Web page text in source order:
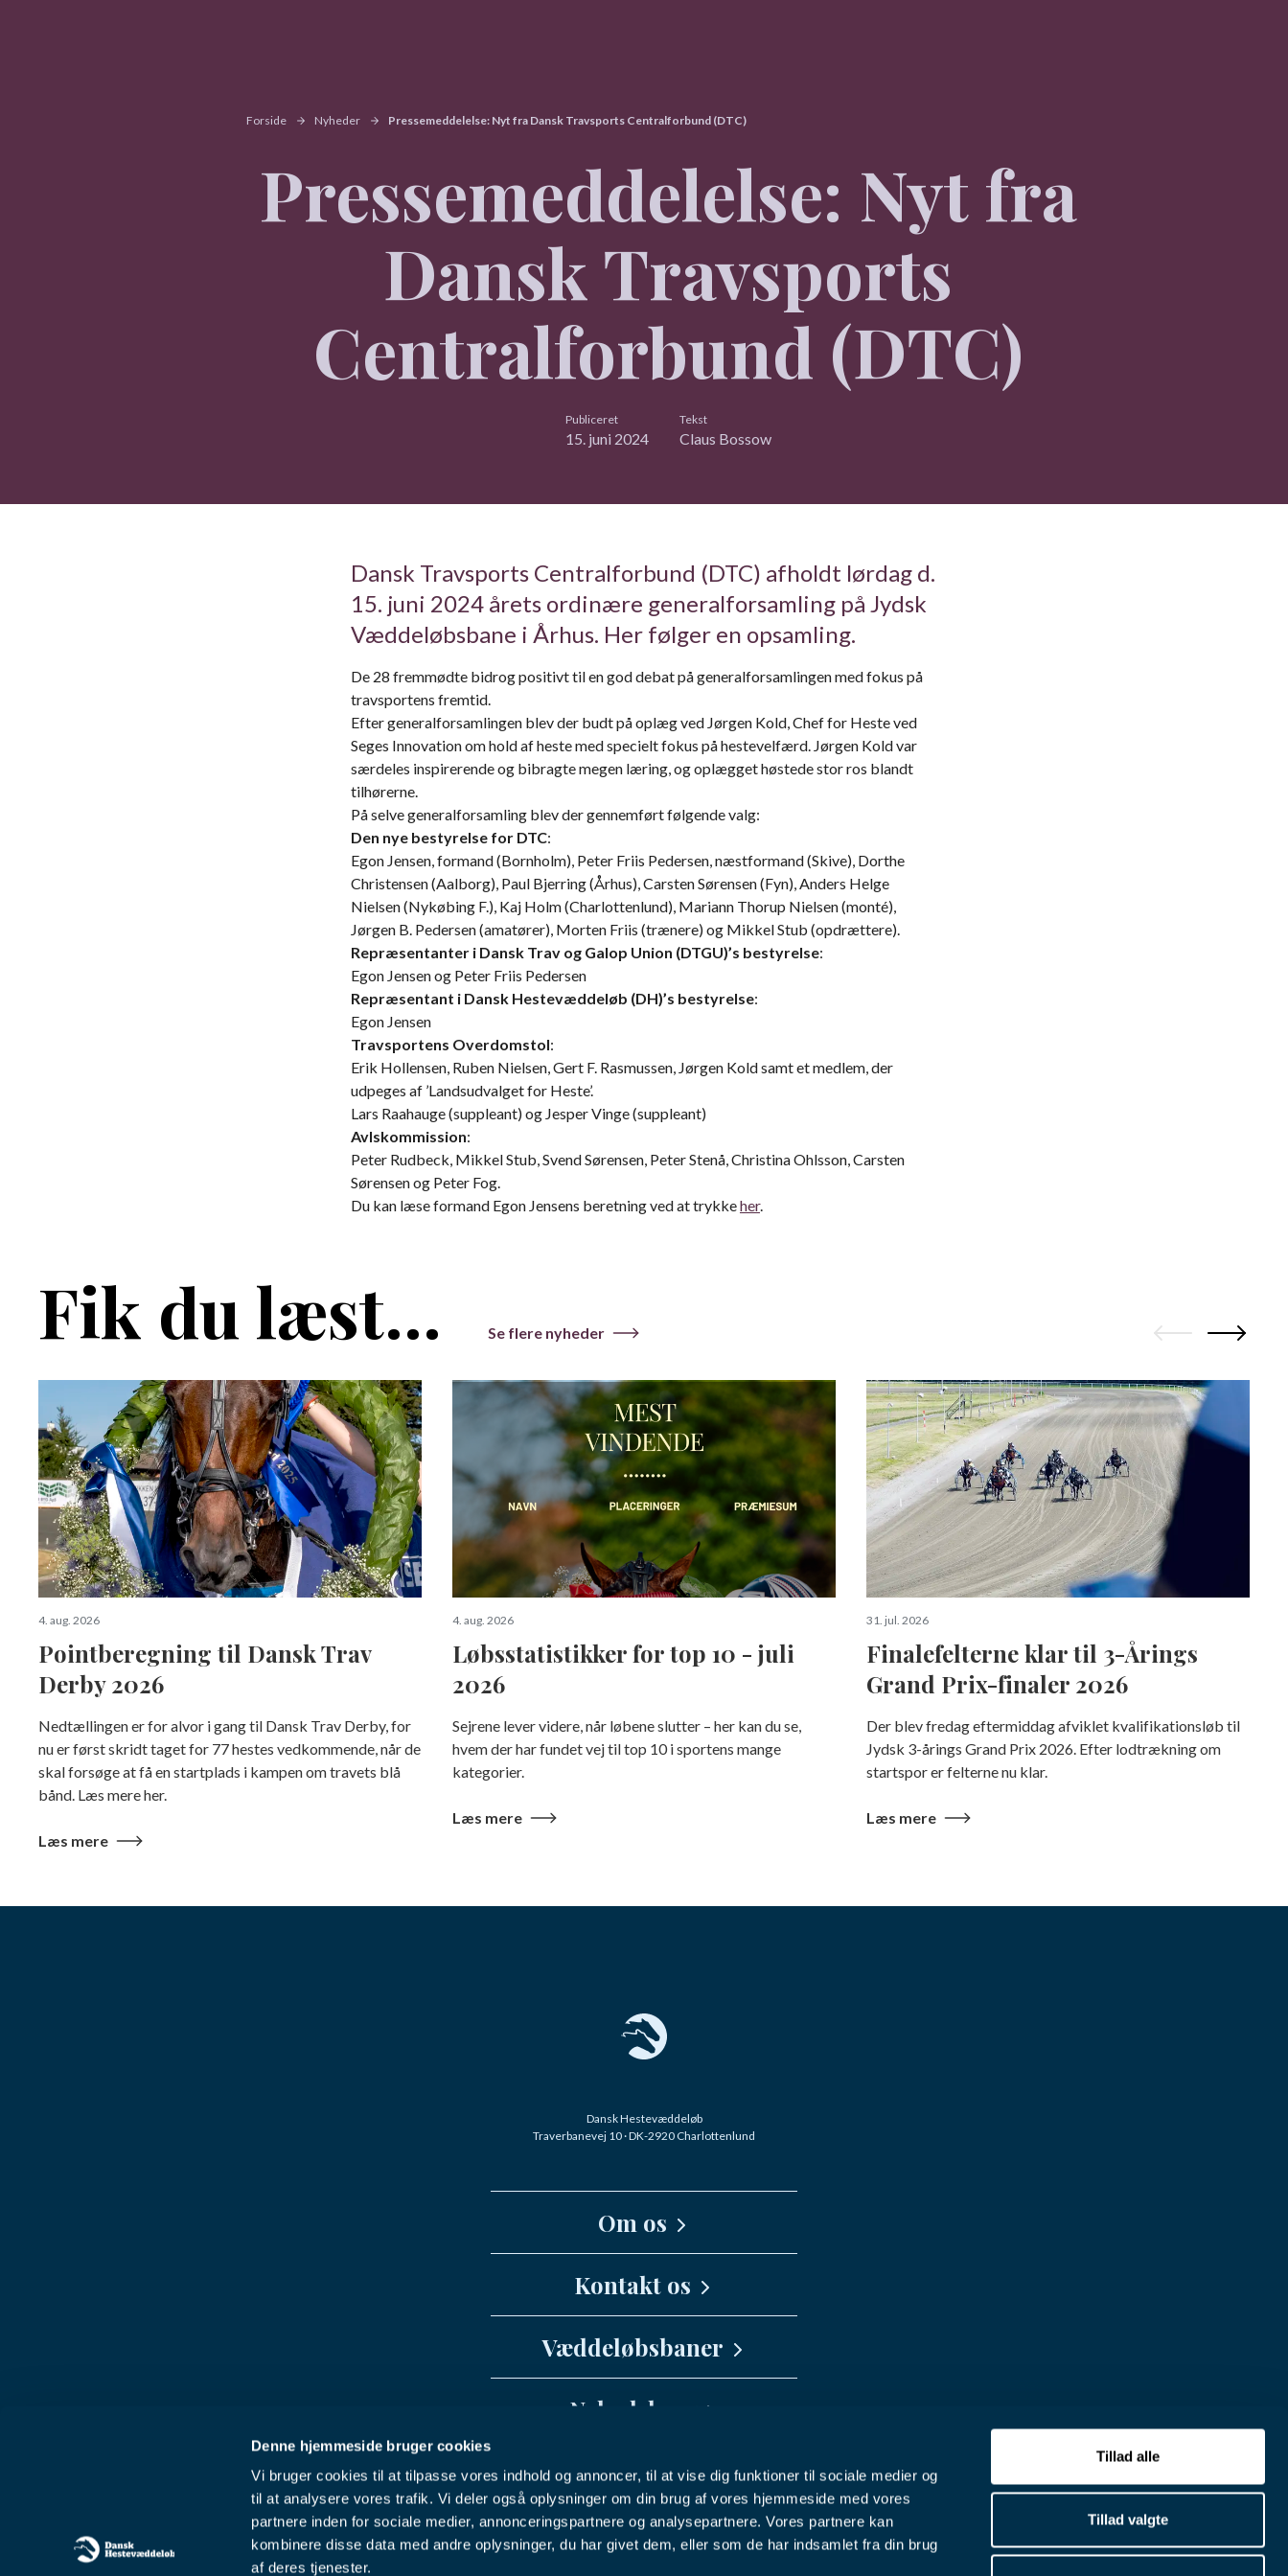
Denne hjemmeside bruger cookies
Vi bruger cookies til at tilpasse vores indhold og annoncer, til at vise dig funktioner til sociale medier og
til at analysere vores trafik. Vi deler også oplysninger om din brug af vores hjemmeside med vores
partnere inden for sociale medier, annonceringspartnere og analysepartnere. Vores partnere kan
kombinere disse data med andre oplysninger, du har givet dem, eller som de har indsamlet fra din brug
af deres tjenester.
Tillad alle
Tillad valgte
Forside Nyheder Pressemeddelelse: Nyt fra Dansk Travsports Centralforbund (DTC)
Pressemeddelelse: Nyt fra
Dansk Travsports
Centralforbund (DTC)
Publiceret
15. juni 2024
Tekst
Claus Bossow
Dansk Travsports Centralforbund (DTC) afholdt lørdag d.
15. juni 2024 årets ordinære generalforsamling på Jydsk
Væddeløbsbane i Århus. Her følger en opsamling.
De 28 fremmødte bidrog positivt til en god debat på generalforsamlingen med fokus på
travsportens fremtid.
Efter generalforsamlingen blev der budt på oplæg ved Jørgen Kold, Chef for Heste ved
Seges Innovation om hold af heste med specielt fokus på hestevelfærd. Jørgen Kold var
særdeles inspirerende og bibragte megen læring, og oplægget høstede stor ros blandt
tilhørerne.
På selve generalforsamling blev der gennemført følgende valg:
Den nye bestyrelse for DTC:
Egon Jensen, formand (Bornholm), Peter Friis Pedersen, næstformand (Skive), Dorthe
Christensen (Aalborg), Paul Bjerring (Århus), Carsten Sørensen (Fyn), Anders Helge
Nielsen (Nykøbing F.), Kaj Holm (Charlottenlund), Mariann Thorup Nielsen (monté),
Jørgen B. Pedersen (amatører), Morten Friis (trænere) og Mikkel Stub (opdrættere).
Repræsentanter i Dansk Trav og Galop Union (DTGU)’s bestyrelse:
Egon Jensen og Peter Friis Pedersen
Repræsentant i Dansk Hestevæddeløb (DH)’s bestyrelse:
Egon Jensen
Travsportens Overdomstol:
Erik Hollensen, Ruben Nielsen, Gert F. Rasmussen, Jørgen Kold samt et medlem, der
udpeges af ’Landsudvalget for Heste’.
Lars Raahauge (suppleant) og Jesper Vinge (suppleant)
Avlskommission:
Peter Rudbeck, Mikkel Stub, Svend Sørensen, Peter Stenå, Christina Ohlsson, Carsten
Sørensen og Peter Fog.
Du kan læse formand Egon Jensens beretning ved at trykkeher.
Fik du læst... Se flere nyheder
4. aug. 2026
Pointberegning til Dansk Trav
Derby 2026
Nedtællingen er for alvor i gang til Dansk Trav Derby, for
nu er først skridt taget for 77 hestes vedkommende, når de
skal forsøge at få en startplads i kampen om travets blå
bånd. Læs mere her.
Læs mere
4. aug. 2026
Løbsstatistikker for top 10 - juli
2026
Sejrene lever videre, når løbene slutter – her kan du se,
hvem der har fundet vej til top 10 i sportens mange
kategorier.
Læs mere
31. jul. 2026
Finalefelterne klar til 3-Årings
Grand Prix-finaler 2026
Der blev fredag eftermiddag afviklet kvalifikationsløb til
Jydsk 3-årings Grand Prix 2026. Efter lodtrækning om
startspor er felterne nu klar.
Læs mere
Dansk Hestevæddeløb
Traverbanevej 10 · DK-2920 Charlottenlund
Om os
Kontakt os
info@danskhv.dk
Væddeløbsbaner
Nykøbing F Travbane
Charlottenlund Travbane
Nyhedsbrev
Hestevæddeløb direkte i din indbakke?
NYHEDSBREV
Facebook Youtube Instagram